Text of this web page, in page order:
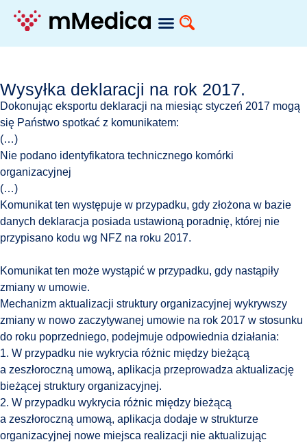
Wysyłka deklaracji na rok 2017.
Dokonując eksportu deklaracji na miesiąc styczeń 2017 mogą
się Państwo spotkać z komunikatem:
(…)
Nie podano identyfikatora technicznego komórki
organizacyjnej
(…)
Komunikat ten występuje w przypadku, gdy złożona w bazie
danych deklaracja posiada ustawioną poradnię, której nie
przypisano kodu wg NFZ na roku 2017.
Komunikat ten może wystąpić w przypadku, gdy nastąpiły
zmiany w umowie.
Mechanizm aktualizacji struktury organizacyjnej wykrywszy
zmiany w nowo zaczytywanej umowie na rok 2017 w stosunku
do roku poprzedniego, podejmuje odpowiednia działania:
1. W przypadku nie wykrycia różnic między bieżącą
a zeszłoroczną umową, aplikacja przeprowadza aktualizację
bieżącej struktury organizacyjnej.
2. W przypadku wykrycia różnic między bieżącą
a zeszłoroczną umową, aplikacja dodaje w strukturze
organizacyjnej nowe miejsca realizacji nie aktualizując